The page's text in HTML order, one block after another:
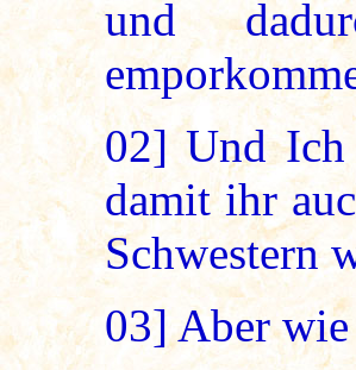
und
02] Und Ich
damit ihr
Schwestern
03]Aber wie